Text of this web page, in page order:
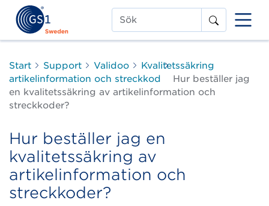
Sök
Start Support Validoo
Kvalitetssäkring
artikelinformation och streckkod
Hur beställer jag
en kvalitetssäkring av artikelinformation och
streckkoder?
Hur beställer jag en
kvalitetssäkring av
artikelinformation och
streckkoder?